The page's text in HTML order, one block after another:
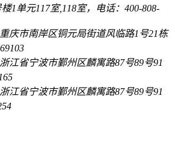
1单元117室,118室，电话：400-808-
重庆市南岸区铜元局街道风临路1号21栋
浙江省宁波市鄞州区麟寓路87号89号91
浙江省宁波市鄞州区麟寓路87号89号91